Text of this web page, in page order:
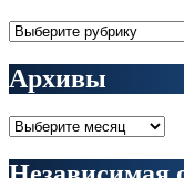
Рубрики
Архивы
Архивы